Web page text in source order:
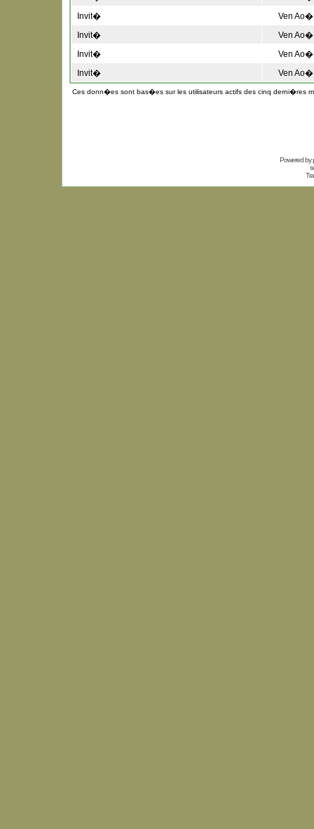
Invit�
Ven Ao�
Invit�
Ven Ao�
Invit�
Ven Ao�
Invit�
Ven Ao�
Ces donn�es sont bas�es sur les utilisateurs actifs des cinq derni�res
Powered by